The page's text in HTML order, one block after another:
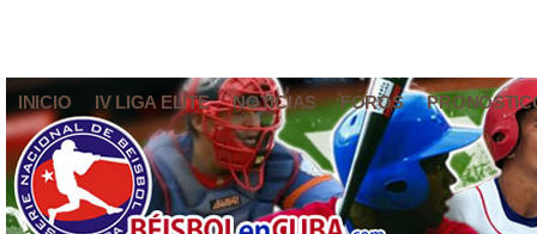
INICIO IV LIGA ELITE NOTICIAS FOROS